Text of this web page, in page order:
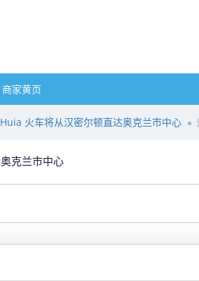
商家黄页
火车将从汉密尔顿直达奥克兰市中心
克兰市中心